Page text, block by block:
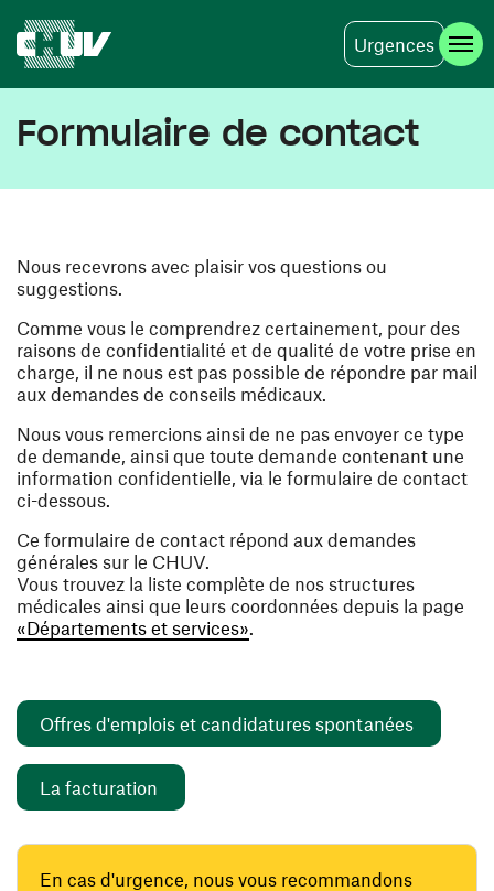
Urgences
Formulaire de contact
Nous recevrons avec plaisir vos questions ou
suggestions.
Comme vous le comprendrez certainement, pour des
raisons de confidentialité et de qualité de votre prise en
charge, il ne nous est pas possible de répondre par mail
aux demandes de conseils médicaux.
Nous vous remercions ainsi de ne pas envoyer ce type
de demande, ainsi que toute demande contenant une
information confidentielle, via le formulaire de contact
ci-dessous.
Ce formulaire de contact répond aux demandes
générales sur le CHUV.
Vous trouvez la liste complète de nos structures
médicales ainsi que leurs coordonnées depuis la page
«Départements et services».
Offres d'emplois et candidatures spontanées
La facturation
En cas d'urgence, nous vous recommandons